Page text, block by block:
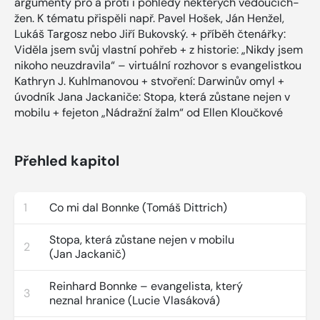
žen. K tématu přispěli např. Pavel Hošek, Ján Henžel,
Lukáš Targosz nebo Jiří Bukovský. + příběh čtenářky:
Viděla jsem svůj vlastní pohřeb + z historie: „Nikdy jsem
nikoho neuzdravila“ – virtuální rozhovor s evangelistkou
Kathryn J. Kuhlmanovou + stvoření: Darwinův omyl +
úvodník Jana Jackaniče: Stopa, která zůstane nejen v
mobilu + fejeton „Nádražní žalm“ od Ellen Kloučkové
Přehled kapitol
1 Co mi dal Bonnke (Tomáš Dittrich)
2
Stopa, která zůstane nejen v mobilu
(Jan Jackanič)
3
Reinhard Bonnke – evangelista, který
neznal hranice (Lucie Vlasáková)